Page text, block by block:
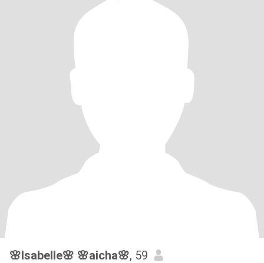
🌸Isabelle🌸 🌸aicha🌸, 59